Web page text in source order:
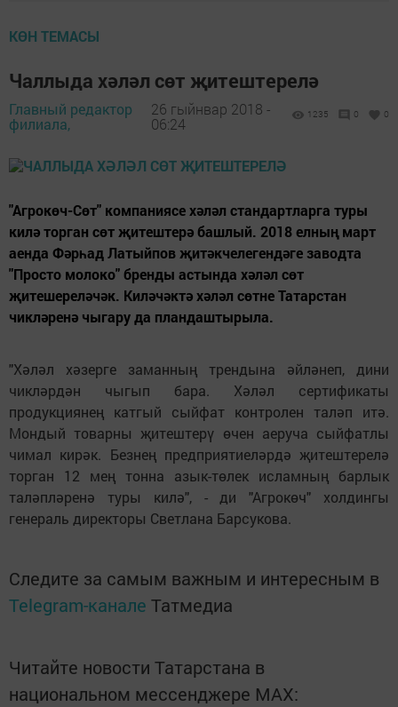
КӨН ТЕМАСЫ
Чаллыда хәләл сөт җитештерелә
Главный редактор
филиала,
26 гыйнвар 2018 -
06:24
1235 0 0
"Агрокөч-Сөт" компаниясе хәләл стандартларга туры
килә торган сөт җитештерә башлый. 2018 елның март
аенда Фәрһад Латыйпов җитәкчелегендәге заводта
"Просто молоко" бренды астында хәләл сөт
җитешереләчәк. Киләчәктә хәләл сөтне Татарстан
чикләренә чыгару да пландаштырыла.
"Хәләл хәзерге заманның трендына әйләнеп, дини
чикләрдән чыгып бара. Хәләл сертификаты
продукциянең катгый сыйфат контролен таләп итә.
Мондый товарны җитештерү өчен аеруча сыйфатлы
чимал кирәк. Безнең предприятиеләрдә җитештерелә
торган 12 мең тонна азык-төлек исламның барлык
таләпләренә туры килә", - ди "Агрокөч" холдингы
генераль директоры Светлана Барсукова.
Следите за самым важным и интересным в
Telegram-канале Татмедиа
Читайте новости Татарстана в
национальном мессенджере MАХ: